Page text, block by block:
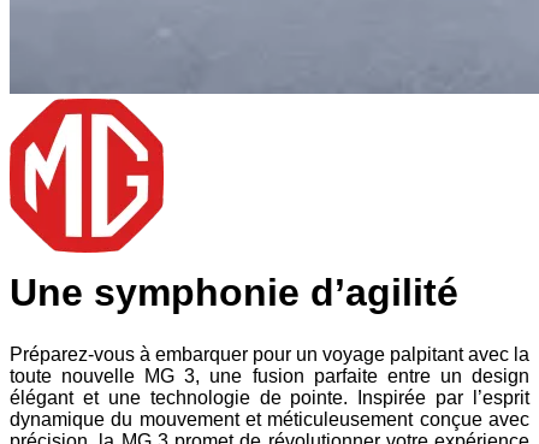
Une symphonie d’agilité
Préparez-vous à embarquer pour un voyage palpitant avec la
toute nouvelle MG 3, une fusion parfaite entre un design
élégant et une technologie de pointe. Inspirée par l’esprit
dynamique du mouvement et méticuleusement conçue avec